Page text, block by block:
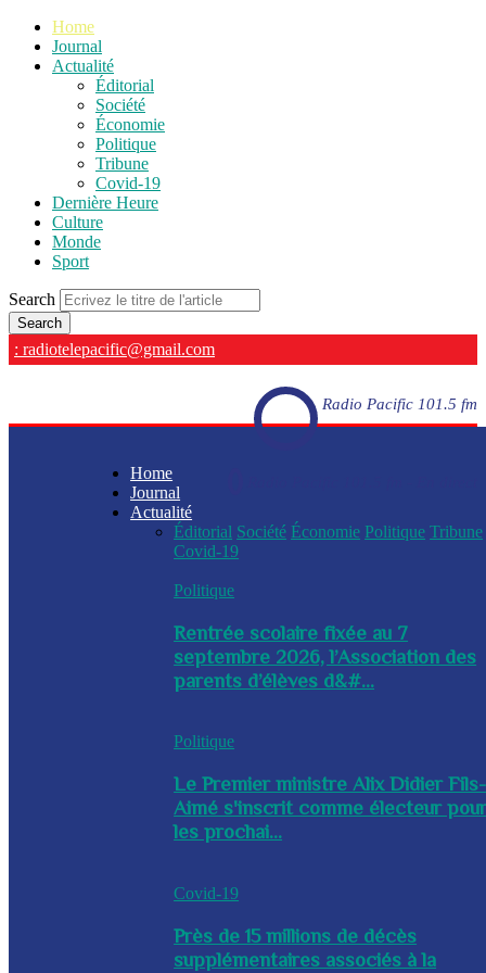
Home
Journal
Actualité
Éditorial
Société
Économie
Politique
Tribune
Covid-19
Dernière Heure
Culture
Monde
Sport
Search
: radiotelepacific@gmail.com
Radio Pacific 101.5 fm
Home
Journal
Actualité
Éditorial Société Économie Politique Tribune
Covid-19
Politique
Rentrée scolaire fixée au 7
septembre 2026, l’Association des
parents d’élèves d&#...
Politique
Le Premier ministre Alix Didier Fils-
Aimé s'inscrit comme électeur
les prochai...
Covid-19
Près de 15 millions de décès
supplémentaires associés à la